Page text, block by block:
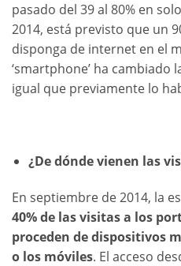
pasado del 39 al 80% en
2014, está previsto que un
disponga de internet en el
‘smartphone’ ha cambiado
igual que previamente lo
¿De dónde vienen las
En septiembre de 2014, la
40% de las visitas a los
proceden de dispositivos
o los móviles. El acceso